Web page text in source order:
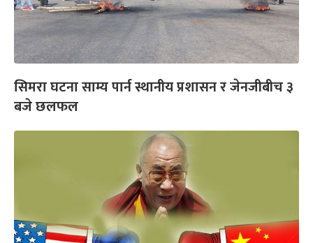
सिमरा घटना साम्य पार्न स्थानीय प्रशासन र जेनजीबीच ३
बजे छलफल